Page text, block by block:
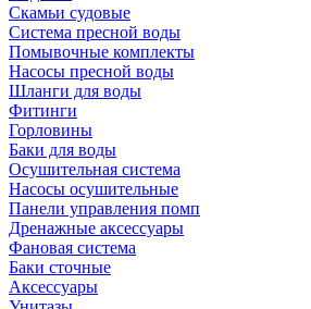
Скамьи судовые
Система пресной воды
Помывочные комплекты
Насосы пресной воды
Шланги для воды
Фитинги
Горловины
Баки для воды
Осушительная система
Насосы осушительные
Панели управления помп
Дренажные аксессуары
Фановая система
Баки сточные
Аксессуары